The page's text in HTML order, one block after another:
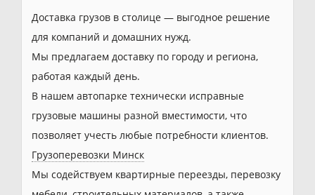
Доставка грузов в столице — выгодное решение
для компаний и домашних нужд.
Мы предлагаем доставку по городу и региона,
работая каждый день.
В нашем автопарке технически исправные
грузовые машины разной вместимости, что
позволяет учесть любые потребности клиентов.
Грузоперевозки Минск
Мы содействуем квартирные переезды, перевозку